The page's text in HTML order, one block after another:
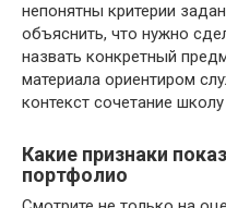
непонятны критерии
объяснить, что нужно
назвать конкретный
материала ориентиром
контекст сочетание
Какие признаки
портфолио